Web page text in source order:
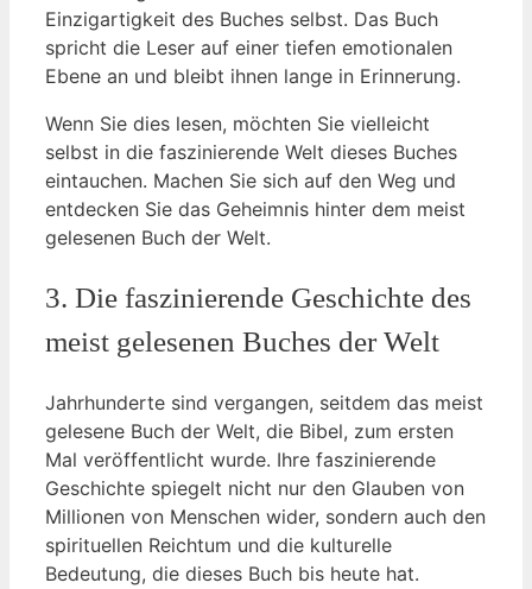
Einzigartigkeit⁤ des ⁤Buches ​selbst. ‍Das Buch
spricht die Leser auf einer tiefen emotionalen
Ebene ‍an ⁤und bleibt ihnen ⁣lange in Erinnerung.
Wenn ⁢Sie ⁣dies lesen, möchten‌ Sie ​vielleicht
selbst in die faszinierende Welt dieses Buches
eintauchen. Machen Sie sich auf den Weg und
entdecken Sie⁢ das Geheimnis hinter dem meist
gelesenen Buch⁣ der Welt.
3. ‌Die ​faszinierende​ Geschichte des
meist ⁤gelesenen Buches der‌ Welt
Jahrhunderte sind vergangen, seitdem das meist
gelesene ⁢Buch der​ Welt, die Bibel,‍ zum ​ersten
Mal veröffentlicht wurde.⁢ Ihre ‍faszinierende
Geschichte spiegelt ‍nicht‌ nur den‌ Glauben von
Millionen‌ von Menschen‍ wider, sondern auch⁤ den
spirituellen Reichtum‌ und die kulturelle
Bedeutung, ⁣die dieses Buch bis heute hat.‌